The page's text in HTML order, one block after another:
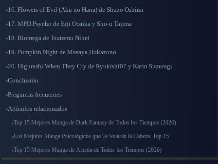
16. Flowers of Evil (Aku no Hana) de Shuzo Oshimi
17. MPD Psycho de Eiji Otsuka y Sho-u Tajima
18. Biomega de Tsutomu Nihei
19. Pumpkin Night de Masaya Hokazono
20. Higurashi When They Cry de Ryukishi07 y Karin Suzuragi
Conclusión
Preguntas frecuentes
Artículos relacionados
Top 15 Mejores Manga de Dark Fantasy de Todos los Tiempos (2026)
Los Mejores Manga Psicológicos que Te Volarán la Cabeza: Top 15
Top 15 Mejores Manga de Acción de Todos los Tiempos (2026)